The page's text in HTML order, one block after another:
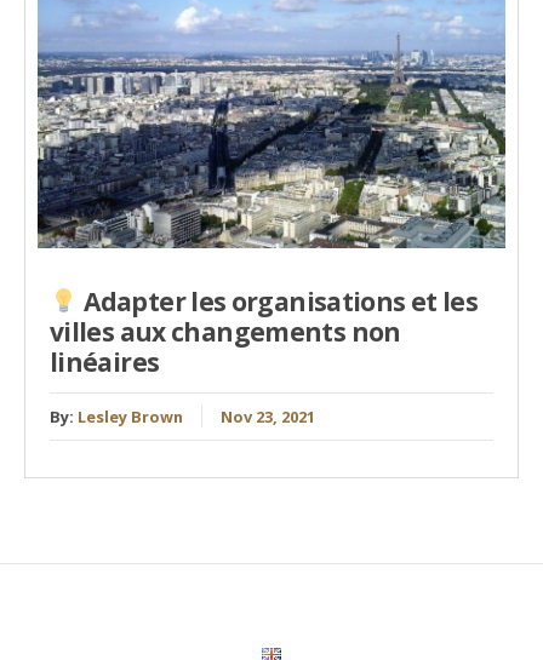
Adapter les organisations et les
villes aux changements non
linéaires
By: Lesley Brown Nov 23, 2021